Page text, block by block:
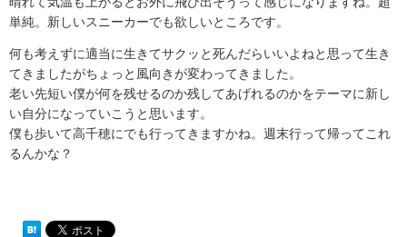
単純。新しいスニーカーでも欲しいところです。
何も考えずに適当に生きてサクッと死んだらいいよねと思って生き
てきましたがちょっと風向きが変わってきました。
老い先短い僕が何を残せるのか残してあげれるのかをテーマに新し
い自分になっていこうと思います。
僕も歩いて高千穂にでも行ってきますかね。週末行って帰ってこれ
るんかな？